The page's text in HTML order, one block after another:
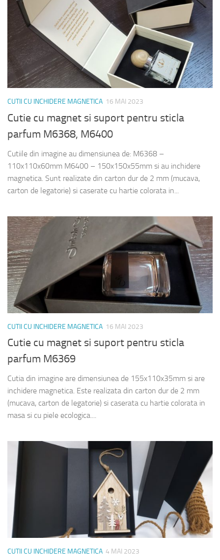
CUTII CU INCHIDERE MAGNETICA 16 MAI 2023
Cutie cu magnet si suport pentru sticla
parfum M6368, M6400
Cutiile din imagine au dimensiunea de: M6368 –
110x110x60mm M6400 – 150x150x55mm si au inchidere
magnetica. Sunt realizate din carton dur de 2 mm (mucava,
carton de legatorie) si caserate cu hartie colorata in...
CUTII CU INCHIDERE MAGNETICA 16 MAI 2023
Cutie cu magnet si suport pentru sticla
parfum M6369
Cutia din imagine are dimensiunea de 155x110x35mm si are
inchidere magnetica. Este realizata din carton dur de 2 mm
(mucava, carton de legatorie) si caserata cu hartie colorata in
masa si cu piele ecologica....
CUTII CU INCHIDERE MAGNETICA 4 MAI 2023